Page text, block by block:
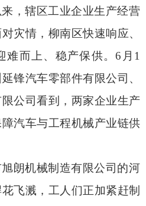
，辖区工业企业生产经营
灾情，柳南区快速响应、
难而上、稳产保供。6月1
锋汽车零部件有限公司、
公司看到，两家企业生产
汽车与工程机械产业链供
朗机械制造有限公司的河
飞溅，工人们正加紧赶制